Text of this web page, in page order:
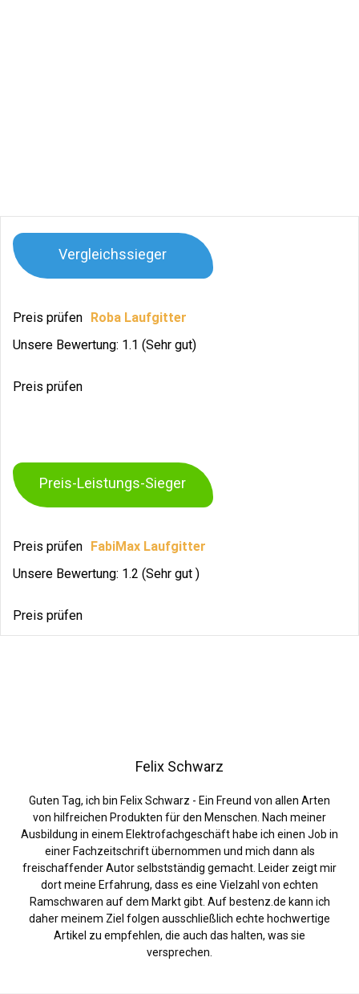
Vergleichssieger
Preis prüfen
Roba Laufgitter
Unsere Bewertung: 1.1 (Sehr gut)
Preis prüfen
Preis-Leistungs-Sieger
Preis prüfen
FabiMax Laufgitter
Unsere Bewertung: 1.2 (Sehr gut )
Preis prüfen
Felix Schwarz
Guten Tag, ich bin Felix Schwarz - Ein Freund von allen Arten
von hilfreichen Produkten für den Menschen. Nach meiner
Ausbildung in einem Elektrofachgeschäft habe ich einen Job in
einer Fachzeitschrift übernommen und mich dann als
freischaffender Autor selbstständig gemacht. Leider zeigt mir
dort meine Erfahrung, dass es eine Vielzahl von echten
Ramschwaren auf dem Markt gibt. Auf bestenz.de kann ich
daher meinem Ziel folgen ausschließlich echte hochwertige
Artikel zu empfehlen, die auch das halten, was sie
versprechen.